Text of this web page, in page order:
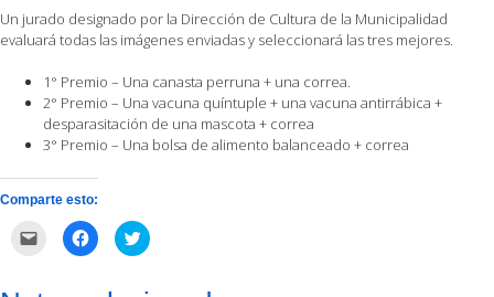
Un jurado designado por la Dirección de Cultura de la Municipalidad
evaluará todas las imágenes enviadas y seleccionará las tres mejores.
1° Premio – Una canasta perruna + una correa.
2° Premio – Una vacuna quíntuple + una vacuna antirrábica +
desparasitación de una mascota + correa
3° Premio – Una bolsa de alimento balanceado + correa
Comparte esto:
Haz
clic
Haz
clic
en